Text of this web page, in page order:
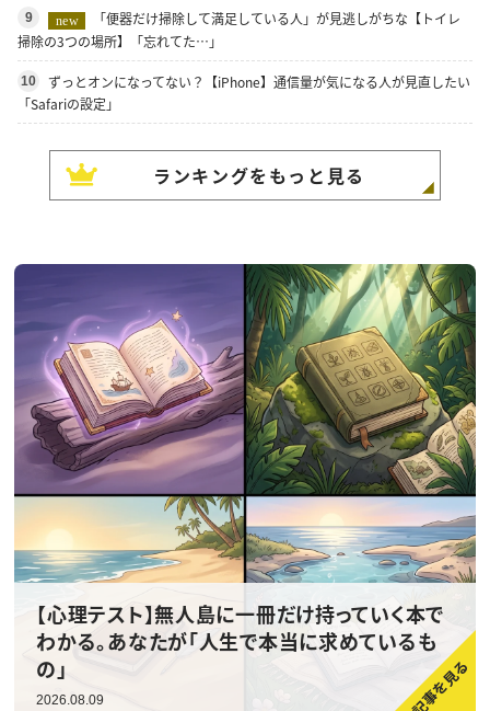
9 new
「便器だけ掃除して満足している人」が見逃しがちな【トイレ
掃除の3つの場所】「忘れてた…」
10
ずっとオンになってない？【iPhone】通信量が気になる人が見直したい
「Safariの設定」
ランキングをもっと見る
【心理テスト】無人島に一冊だけ持っていく本で
わかる。あなたが「人生で本当に求めているも
の」
2026.08.09